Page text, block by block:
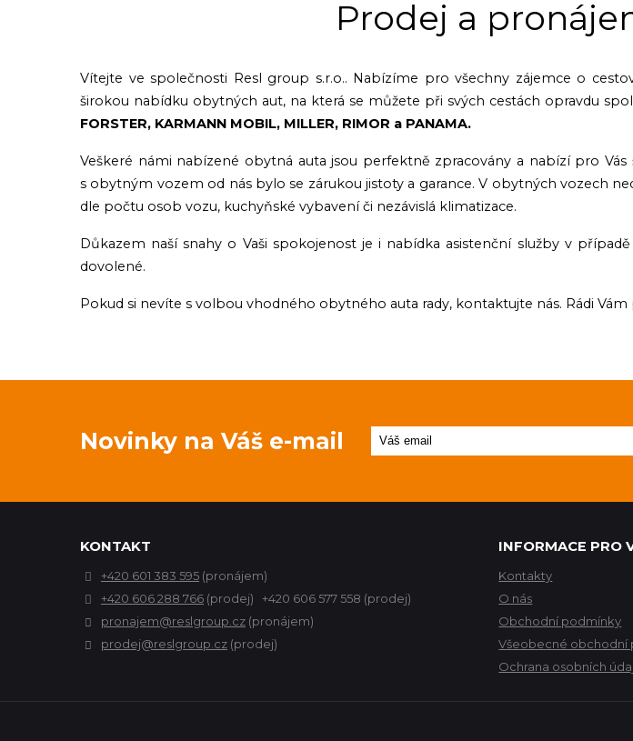
Prodej a
Vítejte ve společnosti Resl group s.r.o.. Nabízíme pro všechny zájemce o
širokou nabídku obytných aut, na která se můžete při svých cestách opravdu
FORSTER, KARMANN MOBIL, MILLER, RIMOR a PANAMA.
Veškeré námi nabízené obytná auta jsou perfektně zpracovány a nabízí pro
s obytným vozem od nás bylo se zárukou jistoty a garance. V obytných vozech
dle počtu osob vozu, kuchyňské vybavení či nezávislá klimatizace.
Důkazem naší snahy o Vaši spokojenost je i nabídka asistenční služby v
dovolené.
Pokud si nevíte s volbou vhodného obytného auta rady, kontaktujte nás. Rádi
Novinky na Váš e-mail
KONTAKT
+420 601 383 595 (pronájem)
+420 606 288 766 (prodej) +420 606 577 558 (prodej)
pronajem@reslgroup.cz (pronájem)
prodej@reslgroup.cz (prodej)
INFORMACE PRO
Kontakty
O nás
Obchodní podmínky
Všeobecné obchodní
Ochrana osobních